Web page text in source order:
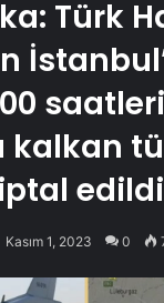
Türk
saatleri
kalkan
edildi
Kasım 1, 2023 0